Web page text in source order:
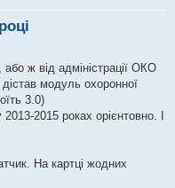
ж від адміністрації ОКО
модуль охоронної
3.0)
2015 роках орієнтовно. І
На картці жодних